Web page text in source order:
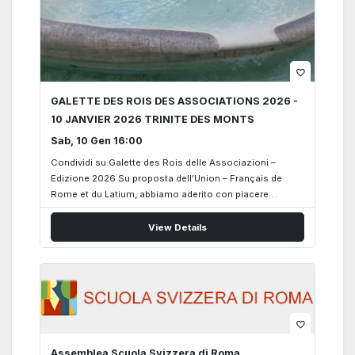
favorite_border
GALETTE DES ROIS DES ASSOCIATIONS 2026 -
10 JANVIER 2026 TRINITE DES MONTS
Sab, 10 Gen 16:00
Condividi su:Galette des Rois delle Associazioni –
Edizione 2026 Su proposta dell’Union – Français de
Rome et du Latium, abbiamo aderito con piacere
all’organizzazione congiunta della Galette des Rois
delle Associazioni 2026. Oltre a noi del Circolo
Svizzero, hanno confermato la loro partecipazione
gennaio 2026, nel pomeriggio, a partire dalle ore 17.00,
presso la Trinità dei Monti. È prevista, per chi lo desidera,
________________________________________ Il Settore
View Details
favorite_border